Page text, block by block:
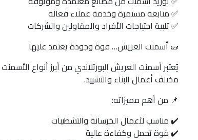
✅ متابعة مستمرة وخدمة عملاء فعالة
✅ تلبية احتياجات الأفراد والمقاولين والشركات
🧱 أسمنت العريش… قوة وجودة يعتمد عليها
يُعتبر أسمنت العريش البورتلاندي من أبرز أنواع
مختلف أعمال البناء والتشييد.
📌 من أهم مميزاته:
✔️ مناسب لأعمال الخرسانة والتشطيبات
✔️ قوة تحمل وكفاءة عالية